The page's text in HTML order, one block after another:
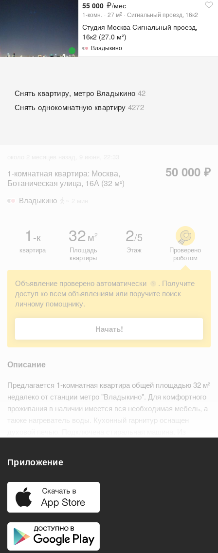
55 000 /мес
1-комн. 27 м2 Сигнальный проезд, 16к2
Студия Москва Сигнальный проезд,
16к2 (27.0 м²)
Владыкино
Снять квартиру, метро Владыкино 42
Снять однокомнатную квартиру 4272
1-комнатная квартира: Москва,
Ботаническая улица, 16А (32 м²)
50 000 ₽
Владыкино
1 -к
квартира
32 м2
Площадь
квартиры
2/5
Этаж
Проверено
роботом
Объявление проверено автоматически ?
. Получите
доступ ко всем объявлениям или поручите поиск
личному помощнику.
Начать!
Описание
Предлагается 1-комнатная квартира общей площадью 32 м²
недалеко от станции метро "Владыкино". Для комфортного
проживания в наличии имеется вся необходимая мебель, а
также нагреватель воды. Кухонный гарнитур оснащен
Удобства
Балкон
Телевизор
Приложение